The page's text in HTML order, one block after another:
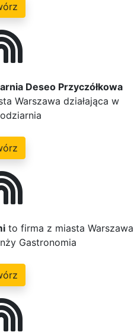
Deseo Przyczółkowa
Warszawa działająca w
to firma z miasta Warszawa
Gastronomia